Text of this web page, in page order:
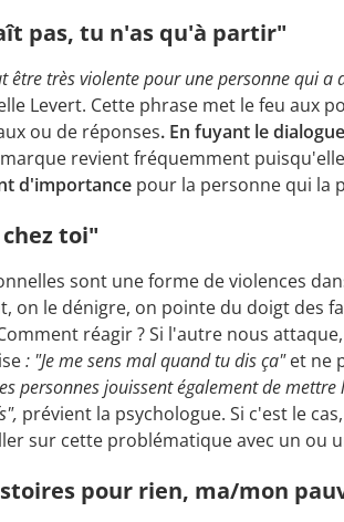
pas, tu n'as qu'à partir"
être très violente pour une personne qui a
Levert. Cette phrase met le feu aux
ou de réponses. En fuyant le
revient fréquemment puisqu'elle
d'importance pour la personne qui la
toi"
sont une forme de violences
on le dénigre, on pointe du doigt des
réagir ? Si l'autre nous
: "Je me sens mal quand tu dis ça"et ne
personnes jouissent également de mettre
prévient la psychologue. Si c'est le
sur cette problématique avec un ou
pour rien, ma/mon